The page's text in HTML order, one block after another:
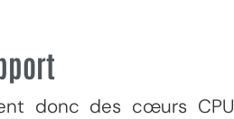
donc des cœurs CPU